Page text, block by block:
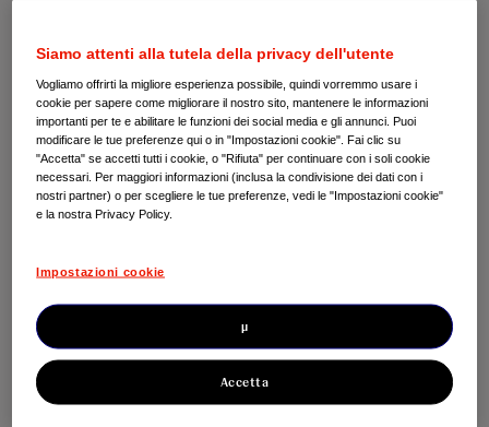
Martedì 10 marzo 2015
Come dovrebbero essere calcolati i costi
dell’innovazione terapeutica? Considerando anche le
ricadute positive che l’introduzione di un nuovo farmaco
ha sul Sistema Paese. In primo luogo la drastica
riduzione dei costi sanitari diretti e indiretti evidente,
soprattutto, per la cura di patologie ad ampio impatto
socio economico, finora prive di un trattamento
risolutivo. Ma poi, anche attraverso il rilancio
sviluppo dell’indotto a tutti i livelli, la rivitalizzazione
rappresentano i veri asset della crescita economica.
Questa la lettura proposta in occasione dell’evento dal
titolo: “Investire in Salute per Rilanciare l’Economia”,
Siamo attenti alla tutela della privacy dell'utente
Vogliamo offrirti la migliore esperienza possibile, quindi vorremmo usare i
cookie per sapere come migliorare il nostro sito, mantenere le informazioni
importanti per te e abilitare le funzioni dei social media e gli annunci. Puoi
modificare le tue preferenze qui o in "Impostazioni cookie". Fai clic su
"Accetta" se accetti tutti i cookie, o "Rifiuta" per continuare con i soli cookie
necessari. Per maggiori informazioni (inclusa la condivisione dei dati con i
nostri partner) o per scegliere le tue preferenze, vedi le "Impostazioni cookie"
e la nostra Privacy Policy.
Impostazioni cookie
µ
Accetta